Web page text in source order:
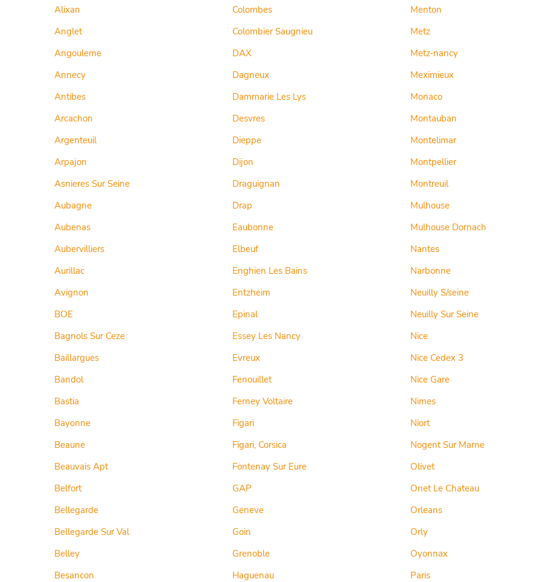
Alixan
Anglet
Angouleme
Annecy
Antibes
Arcachon
Argenteuil
Arpajon
Asnieres Sur Seine
Aubagne
Aubenas
Aubervilliers
Aurillac
Avignon
BOE
Bagnols Sur Ceze
Baillargues
Bandol
Bastia
Bayonne
Beaune
Beauvais Apt
Belfort
Bellegarde
Bellegarde Sur Val
Belley
Besancon
Colombes
Colombier Saugnieu
DAX
Dagneux
Dammarie Les Lys
Desvres
Dieppe
Dijon
Draguignan
Drap
Eaubonne
Elbeuf
Enghien Les Bains
Entzheim
Epinal
Essey Les Nancy
Evreux
Fenouillet
Ferney Voltaire
Figari
Figari, Corsica
Fontenay Sur Eure
GAP
Geneve
Goin
Grenoble
Haguenau
Menton
Metz
Metz-nancy
Meximieux
Monaco
Montauban
Montelimar
Montpellier
Montreuil
Mulhouse
Mulhouse Dornach
Nantes
Narbonne
Neuilly S/seine
Neuilly Sur Seine
Nice
Nice Cedex 3
Nice Gare
Nimes
Niort
Nogent Sur Marne
Olivet
Onet Le Chateau
Orleans
Orly
Oyonnax
Paris